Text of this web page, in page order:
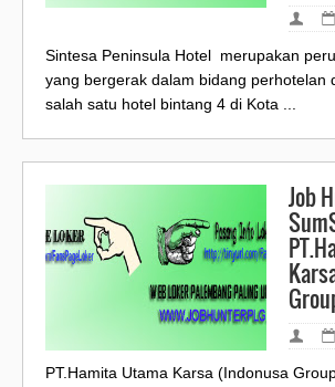
Sintesa Peninsula Hotel merupakan
yang bergerak dalam bidang perhotelan
salah satu hotel bintang 4 di Kota ...
Job
PT.Hamita Utama Karsa (Indonusa